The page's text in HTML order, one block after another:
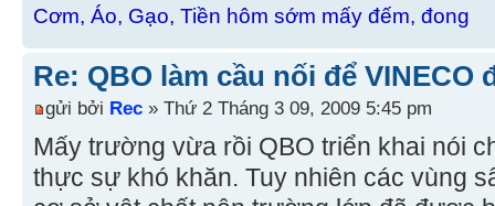
Cơm, Áo, Gạo, Tiền hôm sớm mấy đếm, đong
Re: QBO làm cầu nối để VINECO
gửi bởi Rec » Thứ 2 Tháng 3 09, 2009 5:45 pm
Mấy trường vừa rồi QBO triển khai nói
thực sự khó khăn. Tuy nhiên các vùng